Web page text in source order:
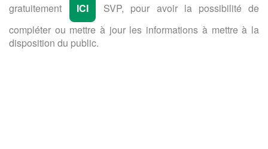
gratuitement
ICI
SVP, pour avoir la possibilité de
compléter ou mettre à jour les informations à mettre à la
disposition du public.